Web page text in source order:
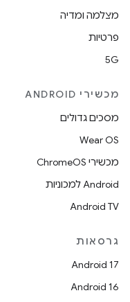
מצלמה ומדיה
פרטיות
5G
מכשירי ANDROID
מסכים גדולים
Wear OS
מכשירי ChromeOS
Android למכוניות
Android TV
גרסאות
Android 17
Android 16